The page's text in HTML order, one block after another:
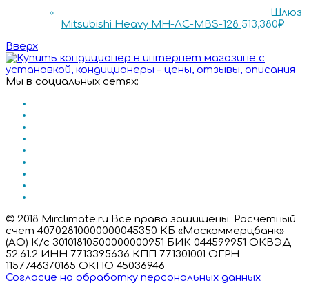
Шлюз
Mitsubishi Heavy MH-AC-MBS-128 513,380₽
Вверх
Мы в социальных сетях:
© 2018 Mirclimate.ru Все права защищены. Расчетный
счет 40702810000000045350 КБ «Москоммерцбанк»
(АО) К/с 30101810500000000951 БИК 044599951 ОКВЭД
52.61.2 ИНН 7713395636 КПП 771301001 ОГРН
1157746370165 ОКПО 45036946
Согласие на обработку персональных данных